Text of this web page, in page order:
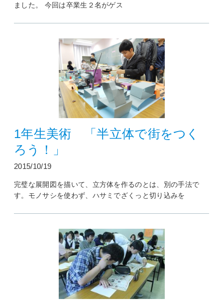
ました。 今回は卒業生２名がゲス
1年生美術 「半立体で街をつく
ろう！」
2015/10/19
完璧な展開図を描いて、立方体を作るのとは、別の手法で
す。モノサシを使わず、ハサミでざくっと切り込みを